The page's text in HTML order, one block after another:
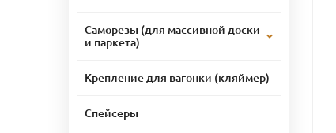
Саморезы (для массивной доски
и паркета)
Крепление для вагонки (кляймер)
Спейсеры